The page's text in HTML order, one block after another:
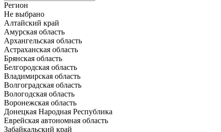
Регион
Не выбрано
Алтайский край
Амурская область
Архангельская область
Астраханская область
Брянская область
Белгородская область
Владимирская область
Волгоградская область
Вологодская область
Воронежская область
Донецкая Народная Республика
Еврейская автономная область
Забайкальский край